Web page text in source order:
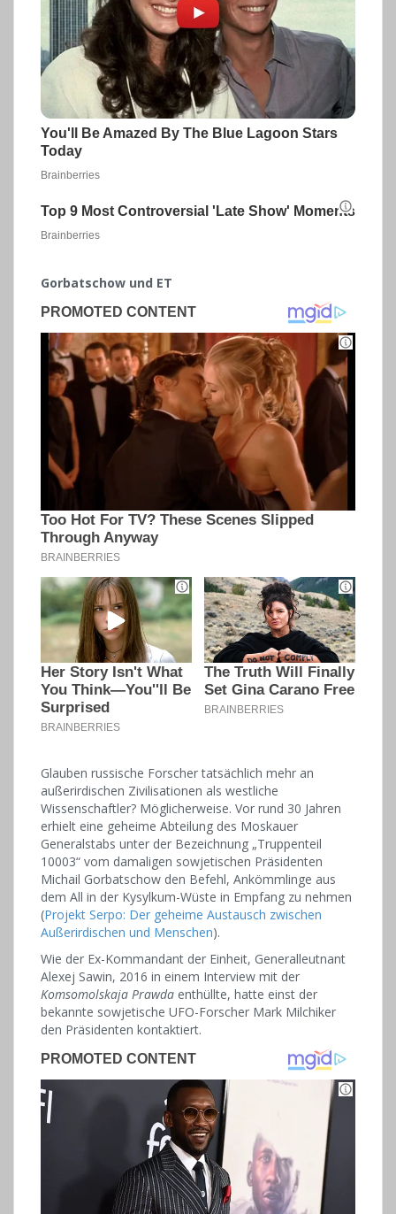
Gorbatschow und ET
Glauben russische Forscher tatsächlich mehr an
außerirdischen Zivilisationen als westliche
Wissenschaftler? Möglicherweise. Vor rund 30 Jahren
erhielt eine geheime Abteilung des Moskauer
Generalstabs unter der Bezeichnung „Truppenteil
10003“ vom damaligen sowjetischen Präsidenten
Michail Gorbatschow den Befehl, Ankömmlinge aus
dem All in der Kysylkum-Wüste in Empfang zu nehmen
(Projekt Serpo: Der geheime Austausch zwischen
Außerirdischen und Menschen).
Wie der Ex-Kommandant der Einheit, Generalleutnant
Alexej Sawin, 2016 in einem Interview mit der
Komsomolskaja Prawda enthüllte, hatte einst der
bekannte sowjetische UFO-Forscher Mark Milchiker
den Präsidenten kontaktiert.